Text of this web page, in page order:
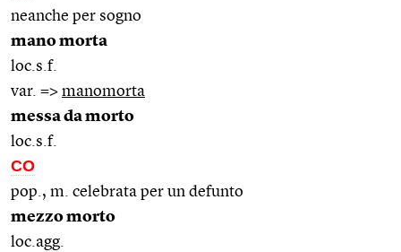
neanche per sogno
mano morta
loc.s.f.
var. => manomorta
messa da morto
loc.s.f.
CO
pop., m. celebrata per un defunto
mezzo morto
loc.agg.